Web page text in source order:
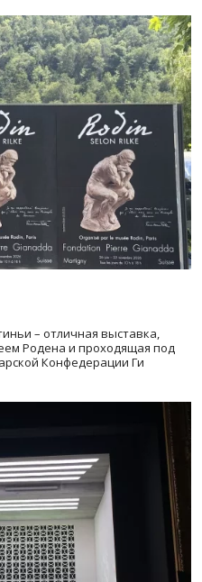
– отличная выставка,
Родена и проходящая под
Конфедерации Ги